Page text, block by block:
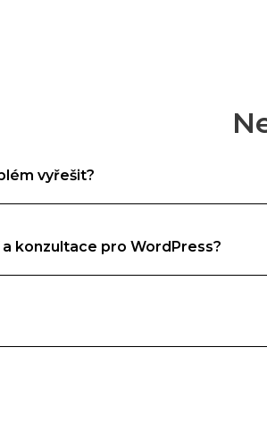
vyřešit?
konzultace pro WordPress?